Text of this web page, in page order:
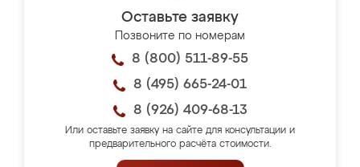
Оставьте заявку
Позвоните по номерам
8 (800) 511-89-55
8 (495) 665-24-01
8 (926) 409-68-13
Или оставьте заявку на сайте для консультации и
предварительного расчёта стоимости.